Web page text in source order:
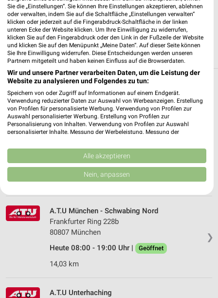
JETZT LADEN UND SPAREN!
Filialen in der Umgebung
3 Filialen
A.T.U München - Trudering
81825 München
Heute 08:00 - 18:00 Uhr | Geöffnet
9,68 km
❯
A.T.U München - Schwabing Nord
Frankfurter Ring 228b
80807 München
Heute 08:00 - 19:00 Uhr |
Geöffnet
14,03 km
A.T.U Unterhaching
Sie die „Einstellungen“. Sie können Ihre Einstellungen akzeptieren, ablehnen
oder verwalten, indem Sie auf die Schaltfläche „Einstellungen verwalten“
klicken oder jederzeit auf die Fingerabdruck-Schaltfläche in der linken
unteren Ecke der Website klicken. Um Ihre Einwilligung zu widerrufen,
klicken Sie auf den Fingerabdruck oder den Link in der Fußzeile der Website
und klicken Sie auf den Menüpunkt „Meine Daten“. Auf dieser Seite können
Sie Ihre Einwilligung widerrufen. Diese Entscheidungen werden unseren
Partnern mitgeteilt und haben keinen Einfluss auf die Browserdaten.
Wir und unsere Partner verarbeiten Daten, um die Leistung der
Website zu analysieren und Folgendes zu tun:
Speichern von oder Zugriff auf Informationen auf einem Endgerät.
Verwendung reduzierter Daten zur Auswahl von Werbeanzeigen. Erstellung
von Profilen für personalisierte Werbung. Verwendung von Profilen zur
Auswahl personalisierter Werbung. Erstellung von Profilen zur
Personalisierung von Inhalten. Verwendung von Profilen zur Auswahl
personalisierter Inhalte. Messung der Werbeleistung. Messung der
Kombinationen von Daten aus verschiedenen Quellen. Entwicklung und
Verbesserung der Angebote. Verwendung reduzierter Daten zur Auswahl
von Inhalten.
Daten können außerhalb der Europäischen Union weitergegeben und in die
USA gesendet werden.
Website/App.
Partnerliste anzeigen (1 IAB-Anbieter)
Wir nutzen Ihre Daten für folgende Zwecke:
IAB-Verarbeitungszwecke:
Speichern von oder Zugriff auf Informationen
Werbeanzeigen
Alle akzeptieren
Nein, anpassen